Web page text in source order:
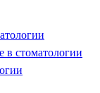
в стоматологии